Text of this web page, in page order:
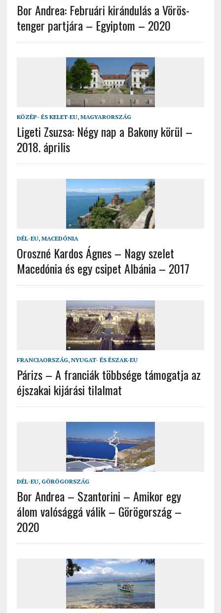
Bor Andrea: Februári kirándulás a Vörös-
tenger partjára – Egyiptom – 2020
KÖZÉP- ÉS KELET-EU, MAGYARORSZÁG
Ligeti Zsuzsa: Négy nap a Bakony körül –
2018. április
DÉL-EU, MACEDÓNIA
Oroszné Kardos Ágnes – Nagy szelet
Macedónia és egy csipet Albánia – 2017
FRANCIAORSZÁG, NYUGAT- ÉS ÉSZAK-EU
Párizs – A franciák többsége támogatja az
éjszakai kijárási tilalmat
DÉL-EU, GÖRÖGORSZÁG
Bor Andrea – Szantorini – Amikor egy
álom valósággá válik – Görögország –
2020